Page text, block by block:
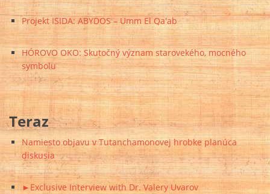
Projekt ISIDA: ABYDOS – Umm El Qa'ab
HÓROVO OKO: Skutočný význam starovekého, mocného
symbolu
Teraz
Namiesto objavu v Tutanchamonovej hrobke planúca
diskusia
►Exclusive Interview with Dr. Valery Uvarov